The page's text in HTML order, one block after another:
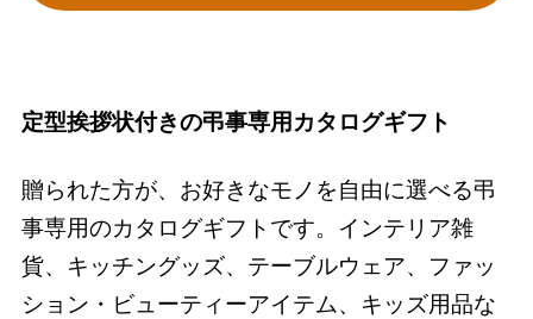
定型挨拶状付きの弔事専用カタログギフト
贈られた方が、お好きなモノを自由に選べる弔
事専用のカタログギフトです。インテリア雑
貨、キッチングッズ、テーブルウェア、ファッ
ション・ビューティーアイテム、キッズ用品な